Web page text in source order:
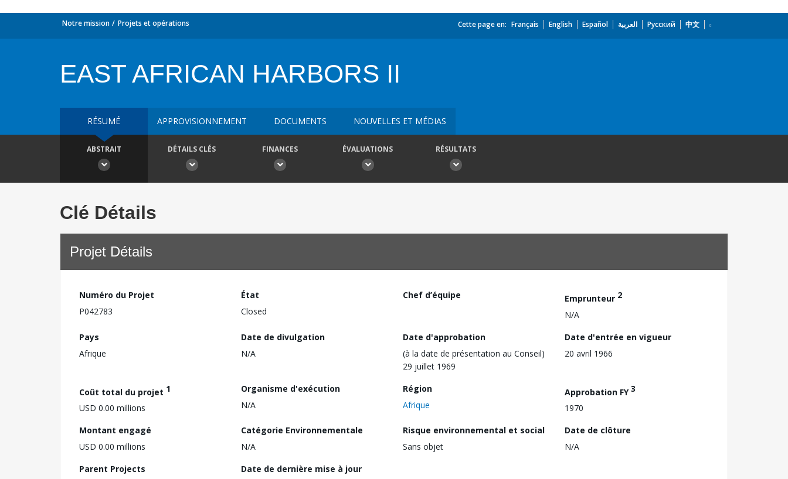
Notre mission Projets et opérations Cette page en: Français English Español العربية Русский 中文
EAST AFRICAN HARBORS II
RÉSUMÉ APPROVISIONNEMENT DOCUMENTS NOUVELLES ET MÉDIAS
ABSTRAIT DÉTAILS CLÉS FINANCES ÉVALUATIONS RÉSULTATS
Clé Détails
Projet Détails
Numéro du Projet
P042783
État
Closed
Chef d’équipe Emprunteur 2
N/A
Pays
Afrique
Date de divulgation
N/A
Date d'approbation
(à la date de présentation au Conseil)
29 juillet 1969
Date d'entrée en vigueur
20 avril 1966
Coût total du projet 1
USD 0.00 millions
Organisme d'exécution
N/A
Région
Afrique
Approbation FY3
1970
Montant engagé
USD 0.00 millions
Catégorie Environnementale
N/A
Risque environnemental et social
Sans objet
Date de clôture
N/A
Parent Projects
Date de dernière mise à jour